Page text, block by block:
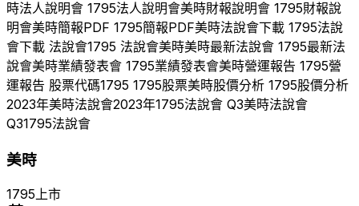
時法人說明會 1795法人說明會美時財報說明會 1795財報說
明會美時簡報PDF 1795簡報PDF美時法說會下載 1795法說
會下載 法說會1795 法說會美時美時最新法說會 1795最新法
說會美時業績發表會 1795業績發表會美時營運報告 1795營
運報告 股票代碼1795 1795股票美時股價分析 1795股價分析
2023年美時法說會2023年1795法說會 Q3美時法說會
Q31795法說會
美時
1795上市